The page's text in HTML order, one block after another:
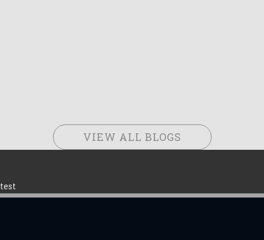
VIEW ALL BLOGS
test